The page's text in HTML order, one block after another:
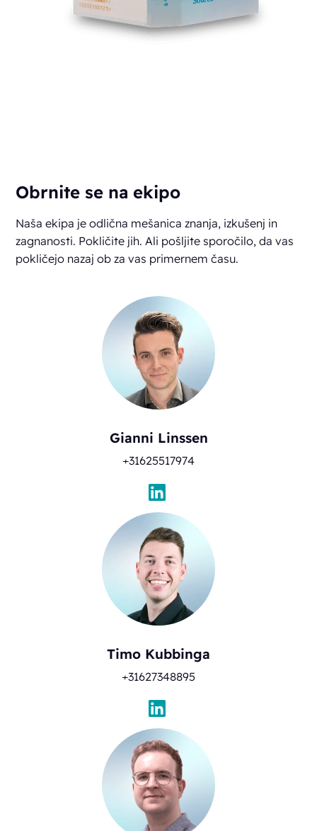
Obrnite se na ekipo
Naša ekipa je odlična mešanica znanja, izkušenj in
zagnanosti. Pokličite jih. Ali pošljite sporočilo, da vas
pokličejo nazaj ob za vas primernem času.
Gianni Linssen
+31625517974
Timo Kubbinga
+31627348895